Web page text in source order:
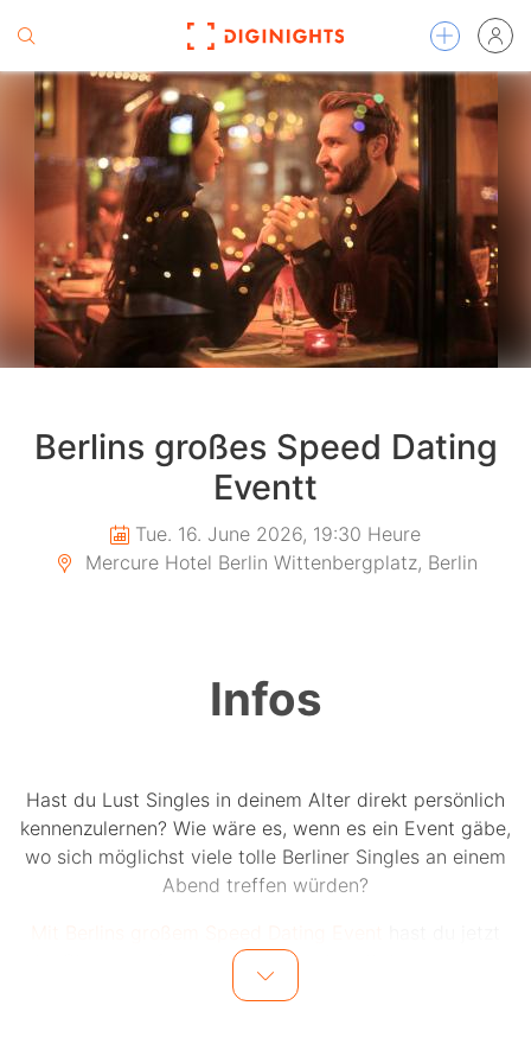
Berlins großes Speed Dating
Eventt
Tue. 16. June 2026, 19:30 Heure
Mercure Hotel Berlin Wittenbergplatz, Berlin
Infos
Hast du Lust Singles in deinem Alter direkt persönlich
kennenzulernen? Wie wäre es, wenn es ein Event gäbe,
wo sich möglichst viele tolle Berliner Singles an einem
Abend treffen würden?
die Chance auf bis zu 15 einzigartige Dates an einem
Abend.